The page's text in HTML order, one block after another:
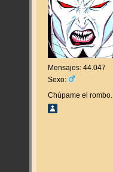
Mensajes: 44.047
Sexo:
Chúpame el rombo.